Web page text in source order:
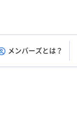
メンバーズとは？